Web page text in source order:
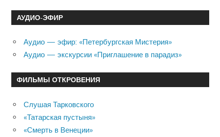
АУДИО-ЭФИР
Аудио — эфир: «Петербургская Мистерия»
Аудио — экскурсии «Приглашение в парадиз»
ФИЛЬМЫ ОТКРОВЕНИЯ
Слушая Тарковского
«Татарская пустыня»
«Смерть в Венеции»